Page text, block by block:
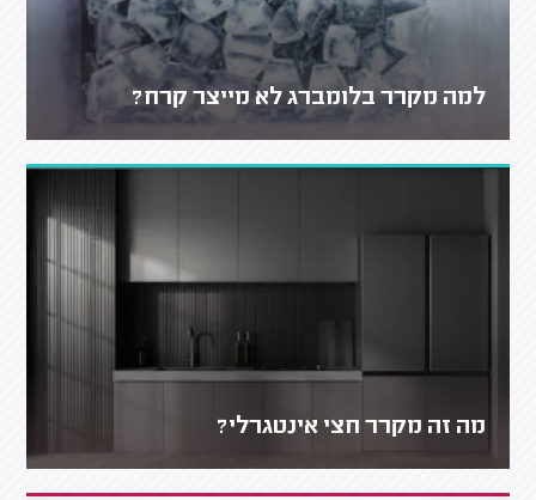
למה מקרר בלומברג לא מייצר קרח?
מה זה מקרר חצי אינטגרלי?